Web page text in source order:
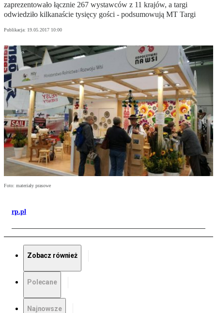
zaprezentowało łącznie 267 wystawców z 11 krajów, a targi
odwiedziło kilkanaście tysięcy gości - podsumowują MT Targi
Publikacja: 19.05.2017 10:00
Foto: materiały prasowe
rp.pl
Zobacz również
Polecane
Najnowsze